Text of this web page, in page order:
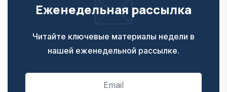
Еженедельная рассылка
Читайте ключевые материалы недели в
нашей еженедельной рассылке.